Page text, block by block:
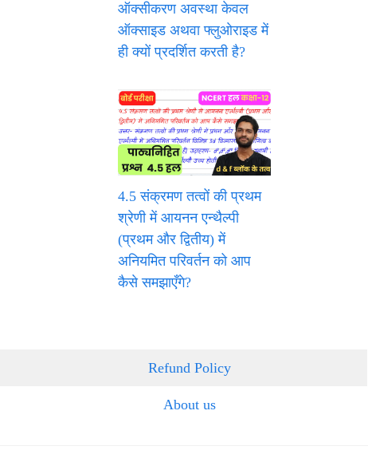
ऑक्सीकरण अवस्था केवल
ऑक्साइड अथवा फ्लुओराइड में
ही क्यों प्रदर्शित करती है?
4.5 संक्रमण तत्वों की प्रथम
श्रेणी में आयनन एन्थैल्पी
(प्रथम और द्वितीय) में
अनियमित परिवर्तन को आप
कैसे समझाएँगे?
Refund Policy
About us